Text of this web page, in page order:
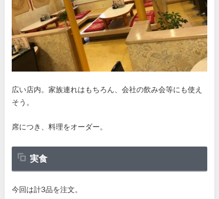
広い店内。家族連れはもちろん、会社の飲み会等にも使え
そう。
席につき、料理をオーダー。
実食
今回は計3品を注文。